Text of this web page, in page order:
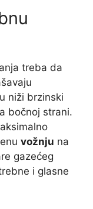
treba da
niži brzinski
bočnoj strani.
vožnju na
gazećeg
i glasne